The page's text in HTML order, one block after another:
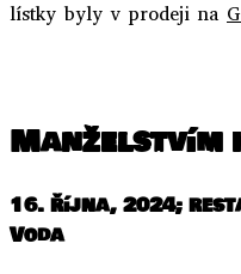
lístky byly v prodeji na
Manželstvím
16. října, 2024;
Voda